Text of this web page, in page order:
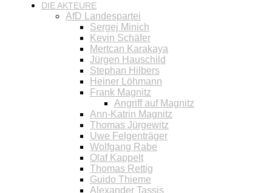
DIE AKTEURE
AfD Landespartei
Sergej Minich
Kevin Schäfer
Mertcan Karakaya
Jürgen Hauschild
Stephan Hilbers
Heiner Löhmann
Frank Magnitz
Angriff auf Magnitz
Ann-Katrin Magnitz
Thomas Jürgewitz
Uwe Felgenträger
Wolfgang Rabe
Olaf Kappelt
Thomas Rettig
Guido Thieme
Alexander Tassis